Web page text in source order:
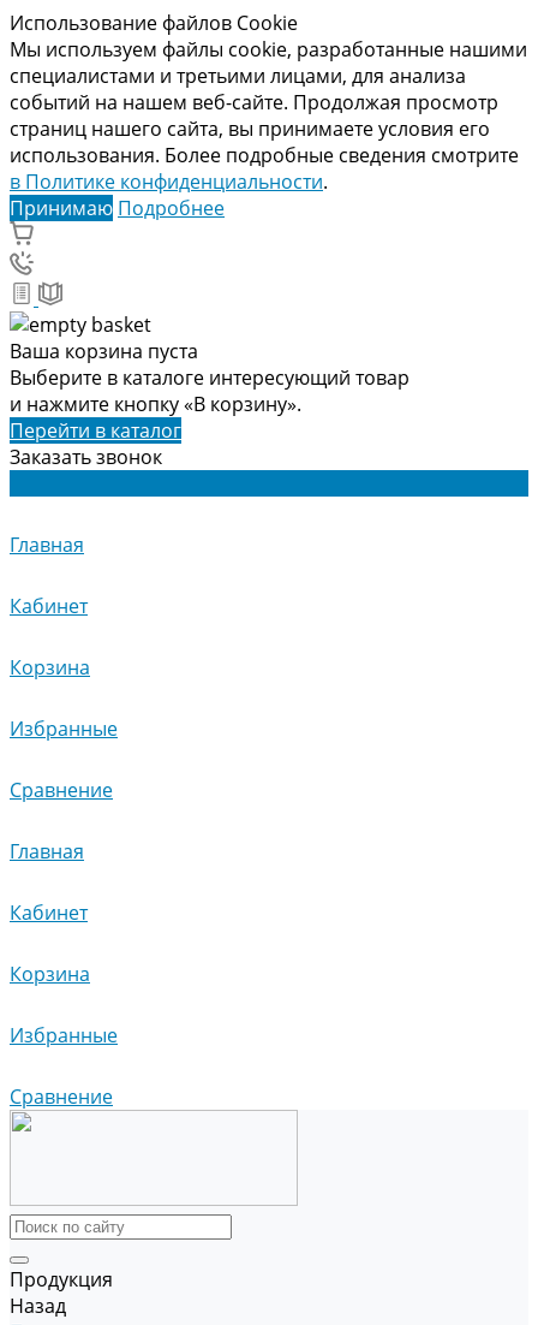
Использование файлов Cookie
Мы используем файлы cookie, разработанные нашими
специалистами и третьими лицами, для анализа
событий на нашем веб-сайте. Продолжая просмотр
страниц нашего сайта, вы принимаете условия его
использования. Более подробные сведения смотрите
в Политике конфиденциальности.
Принимаю Подробнее
Ваша корзина пуста
Выберите в каталоге интересующий товар
и нажмите кнопку «В корзину».
Перейти в каталог
Заказать звонок
Главная
Кабинет
Корзина
Избранные
Сравнение
Главная
Кабинет
Корзина
Избранные
Сравнение
Продукция
Назад